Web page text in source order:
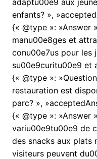
enfants? »,
{« @type »: »Answer
manu00e8ges et
conu00e7us pour les
su00e9curitu00e9 et
{« @type »:
restauration est
parc? »,
{« @type »: »Answer
variu00e9tu00e9 de
des snacks aux plats
visiteurs peuvent